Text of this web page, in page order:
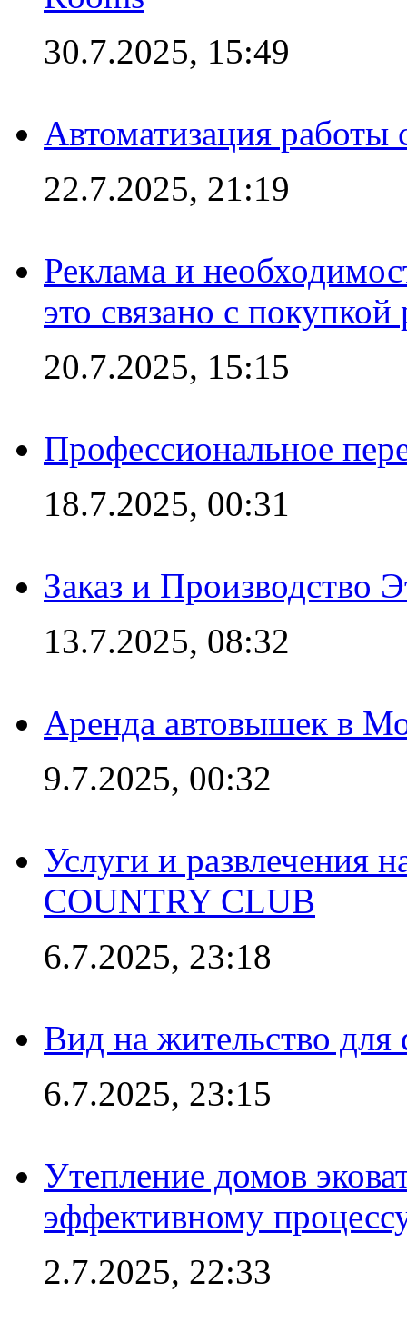
30.7.2025, 15:49
Автоматизация работы
22.7.2025, 21:19
Реклама и
это связано с покупкой
20.7.2025, 15:15
Профессиональное
18.7.2025, 00:31
Заказ и Производство
13.7.2025, 08:32
Аренда автовышек в
9.7.2025, 00:32
Услуги и развлечения
COUNTRY CLUB
6.7.2025, 23:18
Вид на жительство
6.7.2025, 23:15
Утепление домов
эффективному
2.7.2025, 22:33